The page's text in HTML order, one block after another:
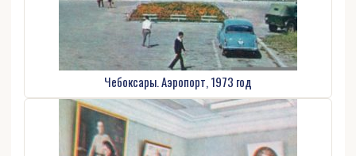
Чебоксары. Аэропорт, 1973 год